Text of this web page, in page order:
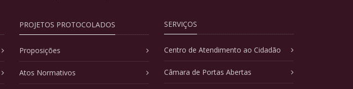
PROJETOS PROTOCOLADOS
Proposições
Atos Normativos
SERVIÇOS
Centro de Atendimento ao Cidadão
Câmara de Portas Abertas